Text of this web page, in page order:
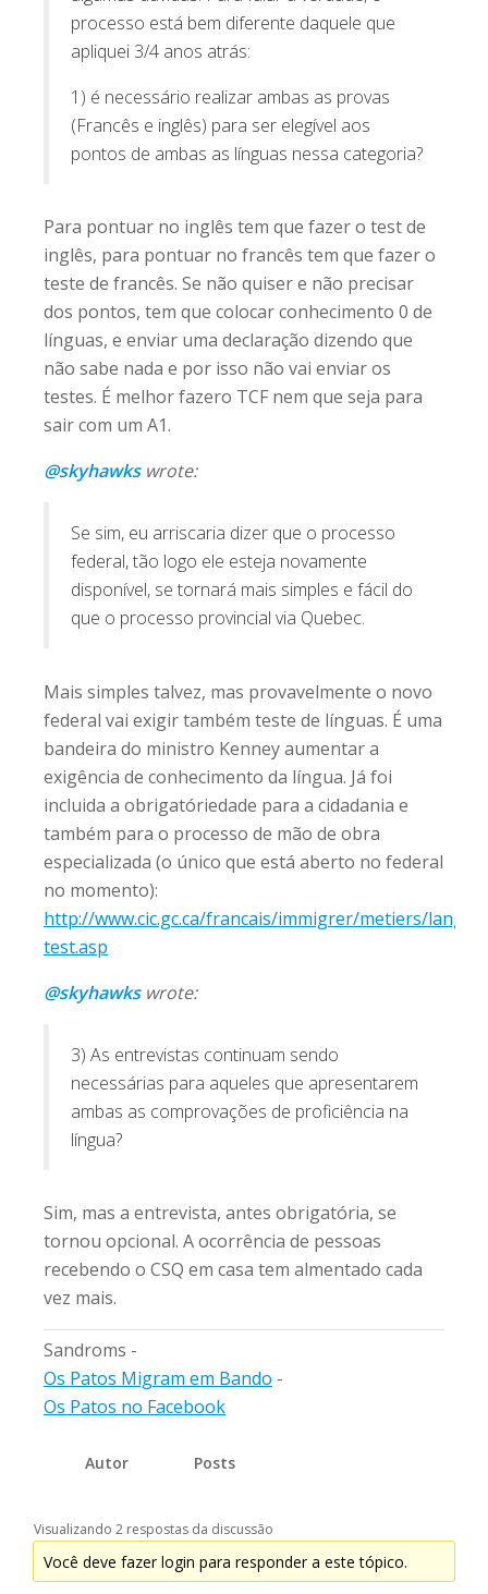
processo está bem diferente daquele que
apliquei 3/4 anos atrás:
1) é necessário realizar ambas as provas
(Francês e inglês) para ser elegível aos
pontos de ambas as línguas nessa categoria?
Para pontuar no inglês tem que fazer o test de
inglês, para pontuar no francês tem que fazer o
teste de francês. Se não quiser e não precisar
dos pontos, tem que colocar conhecimento 0 de
línguas, e enviar uma declaração dizendo que
não sabe nada e por isso não vai enviar os
testes. É melhor fazero TCF nem que seja para
sair com um A1.
@skyhawkswrote:
Se sim, eu arriscaria dizer que o processo
federal, tão logo ele esteja novamente
disponível, se tornará mais simples e fácil do
que o processo provincial via Quebec.
Mais simples talvez, mas provavelmente o novo
federal vai exigir também teste de línguas. É uma
bandeira do ministro Kenney aumentar a
exigência de conhecimento da língua. Já foi
incluida a obrigatóriedade para a cidadania e
também para o processo de mão de obra
especializada (o único que está aberto no federal
no momento):
http://www.cic.gc.ca/francais/immigrer/metiers/
test.asp
@skyhawkswrote:
3) As entrevistas continuam sendo
necessárias para aqueles que apresentarem
ambas as comprovações de proficiência na
língua?
Sim, mas a entrevista, antes obrigatória, se
tornou opcional. A ocorrência de pessoas
recebendo o CSQ em casa tem almentado cada
vez mais.
Sandroms -
Os Patos Migram em Bando -
Os Patos no Facebook
Autor Posts
Visualizando 2 respostas da discussão
Você deve fazer login para responder a este tópico.